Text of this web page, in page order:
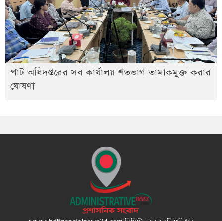
পাট অধিদপ্তরের সব কার্যালয় শতভাগ তামাকমুক্ত করার
ঘোষণা